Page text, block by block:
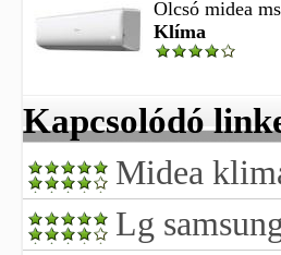
Olcsó midea
Klíma
Kapcsolódó
Midea
Lg